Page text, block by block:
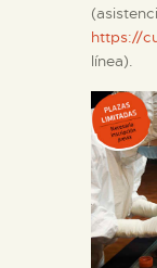
https://
línea).